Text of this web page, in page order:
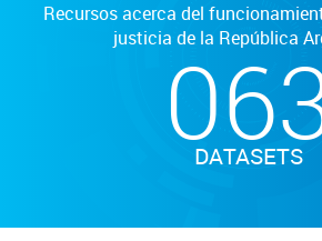
Recursos acerca del
justicia de la República
DATASETS